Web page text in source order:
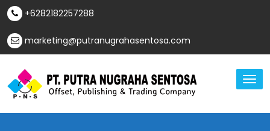
Skip
to
content
+6282182257288
marketing@putranugrahasentosa.com
PT Putra Nugraha